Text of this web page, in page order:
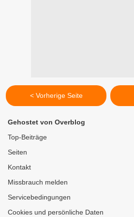
< Vorherige Seite
Gehostet von Overblog
Top-Beiträge
Seiten
Kontakt
Missbrauch melden
Servicebedingungen
Cookies und persönliche Daten